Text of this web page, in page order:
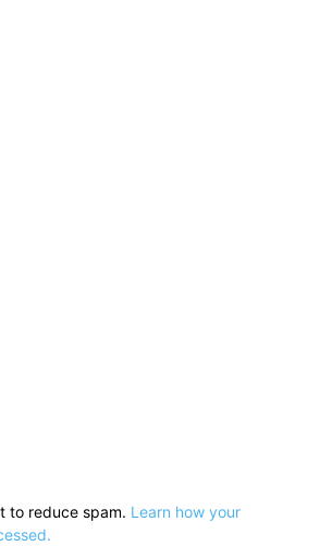
to reduce spam. Learn how your